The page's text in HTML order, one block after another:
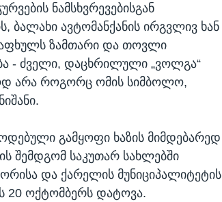
ნამსხვრევებისგან
ავტომანქანის ირგვლივ ხან
ზამთარი და თოვლი
- ძველი, დაცხრილული „ვოლგა“
არა როგორც ომის სიმბოლო,
გამყოფი ხაზის მიმდებარედ
შემდგომ საკუთარ სახლებში
და ქარელის მუნიციპალიტეტის
ოქტომბერს დატოვა.